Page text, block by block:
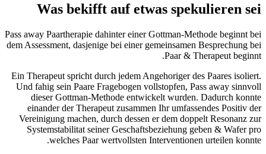
Was bekifft auf etwas spekulieren sei
Pass away Paartherapie dahinter einer Gottman-Methode beginnt bei
dem Assessment, dasjenige bei einer gemeinsamen Besprechung bei
Paar & Therapeut beginnt.
Ein Therapeut spricht durch jedem Angehoriger des Paares isoliert.
Und fahig sein Paare Fragebogen vollstopfen, Pass away sinnvoll
dieser Gottman-Methode entwickelt wurden. Dadurch konnte
einander der Therapeut zusammen Ihr umfassendes Positiv der
Vereinigung machen, durch dessen er dem doppelt Resonanz zur
Systemstabilitat seiner Geschaftsbeziehung geben & Wafer pro
welches Paar wertvollsten Interventionen urteilen konnte.